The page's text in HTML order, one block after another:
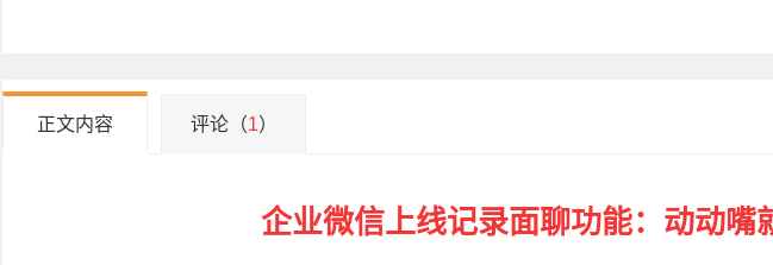
正文内容 评论（1）
企业微信上线记录面聊功能：动动嘴